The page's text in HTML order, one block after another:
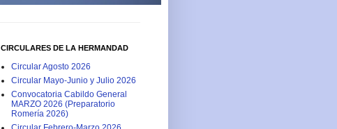
CIRCULARES DE LA HERMANDAD
Circular Agosto 2026
Circular Mayo-Junio y Julio 2026
Convocatoria Cabildo General
MARZO 2026 (Preparatorio
Romería 2026)